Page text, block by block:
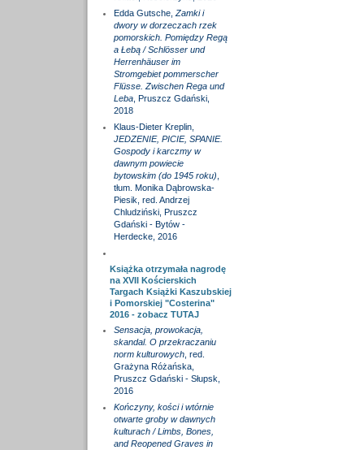
Edda Gutsche, Zamki i
dwory w dorzeczach rzek
pomorskich. Pomiędzy Regą
a Łebą / Schlösser und
Herrenhäuser im
Stromgebiet pommerscher
Flüsse. Zwischen Rega und
Leba, Pruszcz Gdański,
2018
Klaus-Dieter Kreplin,
JEDZENIE, PICIE, SPANIE.
Gospody i karczmy w
dawnym powiecie
bytowskim (do 1945 roku)
tłum. Monika Dąbrowska-
Piesik, red. Andrzej
Chludziński, Pruszcz
Gdański - Bytów -
Herdecke, 2016
Książka otrzymała nagrodę
na XVII Kościerskich
Targach Książki Kaszubskiej
i Pomorskiej "Costerina"
2016 - zobacz TUTAJ
Sensacja, prowokacja,
skandal. O przekraczaniu
norm kulturowych, red.
Grażyna Różańska,
Pruszcz Gdański - Słupsk,
2016
Kończyny, kości i wtórnie
otwarte groby w dawnych
kulturach / Limbs, Bones,
and Reopened Graves in